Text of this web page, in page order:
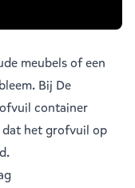
meubels of een
Bij De
container
het grofvuil op